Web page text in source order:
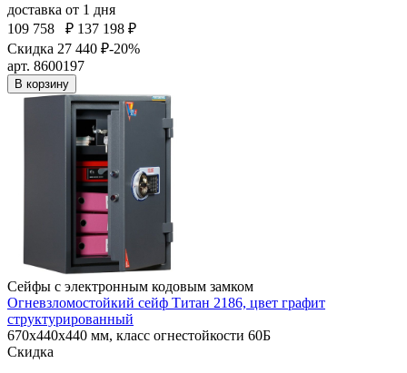
доставка от 1 дня
109 758
₽ 137 198 ₽
Скидка 27 440 ₽-20%
арт. 8600197
В корзину
Сейфы с электронным кодовым замком
Огневзломостойкий сейф Титан 2186, цвет графит
структурированный
670x440x440 мм, класс огнестойкости 60Б
Скидка